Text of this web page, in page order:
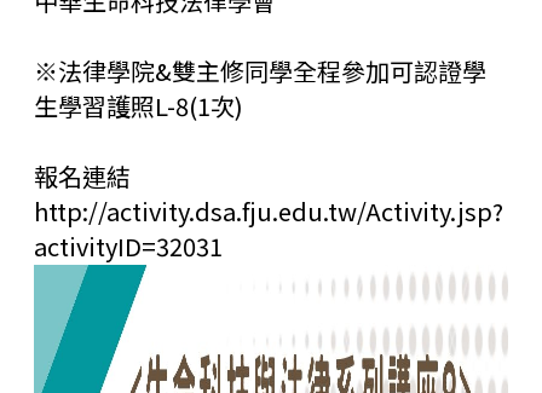
※法律學院&雙主修同學全程參加可認證學
生學習護照L-8(1次)
報名連結
http://activity.dsa.fju.edu.tw/Activity.jsp?
activityID=32031